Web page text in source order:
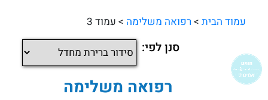
עמוד הבית > רפואה משלימה > עמוד 3
סנן לפי:
רפואה משלימה